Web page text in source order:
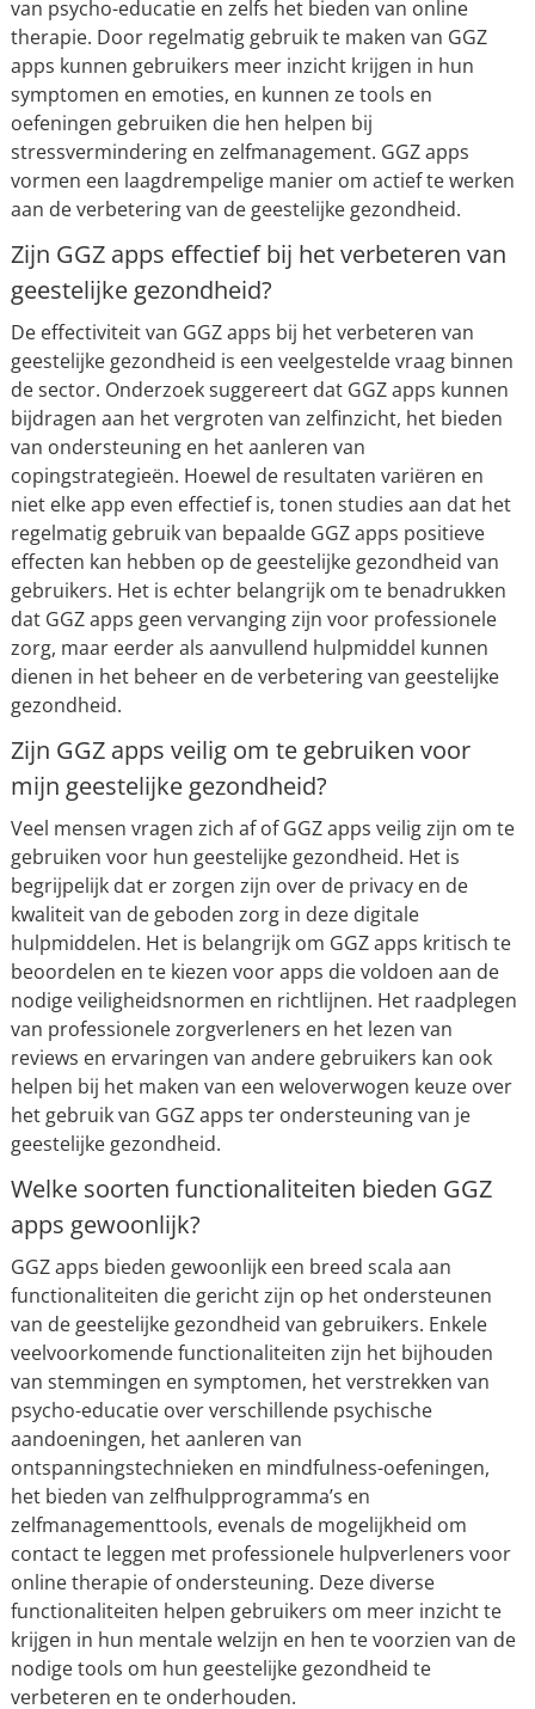
van psycho-educatie en zelfs het bieden van online
therapie. Door regelmatig gebruik te maken van GGZ
apps kunnen gebruikers meer inzicht krijgen in hun
symptomen en emoties, en kunnen ze tools en
oefeningen gebruiken die hen helpen bij
stressvermindering en zelfmanagement. GGZ apps
vormen een laagdrempelige manier om actief te werken
aan de verbetering van de geestelijke gezondheid.
Zijn GGZ apps effectief bij het verbeteren van
geestelijke gezondheid?
De effectiviteit van GGZ apps bij het verbeteren van
geestelijke gezondheid is een veelgestelde vraag binnen
de sector. Onderzoek suggereert dat GGZ apps kunnen
bijdragen aan het vergroten van zelfinzicht, het bieden
van ondersteuning en het aanleren van
copingstrategieën. Hoewel de resultaten variëren en
niet elke app even effectief is, tonen studies aan dat het
regelmatig gebruik van bepaalde GGZ apps positieve
effecten kan hebben op de geestelijke gezondheid van
gebruikers. Het is echter belangrijk om te benadrukken
dat GGZ apps geen vervanging zijn voor professionele
zorg, maar eerder als aanvullend hulpmiddel kunnen
dienen in het beheer en de verbetering van geestelijke
gezondheid.
Zijn GGZ apps veilig om te gebruiken voor
mijn geestelijke gezondheid?
Veel mensen vragen zich af of GGZ apps veilig zijn om te
gebruiken voor hun geestelijke gezondheid. Het is
begrijpelijk dat er zorgen zijn over de privacy en de
kwaliteit van de geboden zorg in deze digitale
hulpmiddelen. Het is belangrijk om GGZ apps kritisch te
beoordelen en te kiezen voor apps die voldoen aan de
nodige veiligheidsnormen en richtlijnen. Het raadplegen
van professionele zorgverleners en het lezen van
reviews en ervaringen van andere gebruikers kan ook
helpen bij het maken van een weloverwogen keuze over
het gebruik van GGZ apps ter ondersteuning van je
geestelijke gezondheid.
Welke soorten functionaliteiten bieden GGZ
apps gewoonlijk?
GGZ apps bieden gewoonlijk een breed scala aan
functionaliteiten die gericht zijn op het ondersteunen
van de geestelijke gezondheid van gebruikers. Enkele
veelvoorkomende functionaliteiten zijn het bijhouden
van stemmingen en symptomen, het verstrekken van
psycho-educatie over verschillende psychische
aandoeningen, het aanleren van
ontspanningstechnieken en mindfulness-oefeningen,
het bieden van zelfhulpprogramma’s en
zelfmanagementtools, evenals de mogelijkheid om
contact te leggen met professionele hulpverleners voor
online therapie of ondersteuning. Deze diverse
functionaliteiten helpen gebruikers om meer inzicht te
krijgen in hun mentale welzijn en hen te voorzien van de
nodige tools om hun geestelijke gezondheid te
verbeteren en te onderhouden.